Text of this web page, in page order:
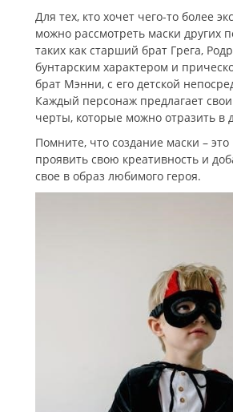
Для тех, кто хочет чего-то более
можно рассмотреть маски других
таких как старший брат Грега,
бунтарским характером и
брат Мэнни, с его детской
Каждый персонаж предлагает
черты, которые можно отразить в
Помните, что создание маски –
проявить свою креативность и
свое в образ любимого героя.